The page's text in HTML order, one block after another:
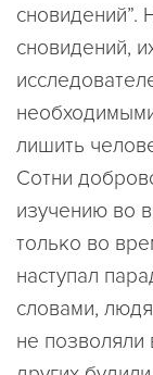
сновидений”.
сновидений,
лишить
Сотни
изучению во
только во
наступал
словами,
не позволяли